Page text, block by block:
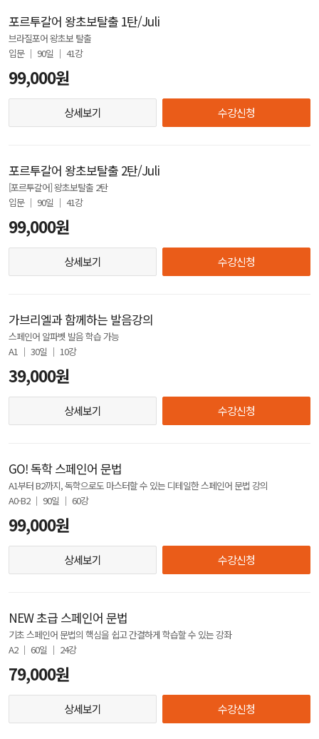
포르투갈어 왕초보탈출 1탄/Juli
브라질포어 왕초보 탈출
입문 │ 90일 │ 41강
99,000원
상세보기 수강신청
포르투갈어 왕초보탈출 2탄/Juli
[포르투갈어] 왕초보탈출 2탄
입문 │ 90일 │ 41강
99,000원
상세보기 수강신청
가브리엘과 함께하는 발음강의
스페인어 알파벳 발음 학습 가능
A1 │ 30일 │ 10강
39,000원
상세보기 수강신청
GO! 독학 스페인어 문법
A1부터 B2까지, 독학으로도 마스터할 수 있는 디테일한 스페인어 문법 강의
A0-B2 │ 90일 │ 60강
99,000원
상세보기 수강신청
NEW 초급 스페인어 문법
기초 스페인어 문법의 핵심을 쉽고 간결하게 학습할 수 있는 강좌
A2 │ 60일 │ 24강
79,000원
상세보기 수강신청